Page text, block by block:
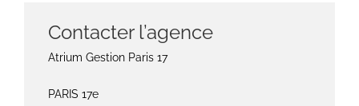
Contacter l’agence
Atrium Gestion Paris 17
PARIS 17e